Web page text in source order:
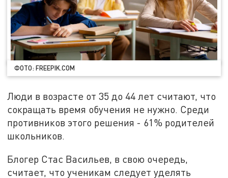
ФОТО: FREEPIK.COM
Люди в возрасте от 35 до 44 лет считают, что
сокращать время обучения не нужно. Среди
противников этого решения - 61% родителей
школьников.
Блогер Стас Васильев, в свою очередь,
считает, что ученикам следует уделять